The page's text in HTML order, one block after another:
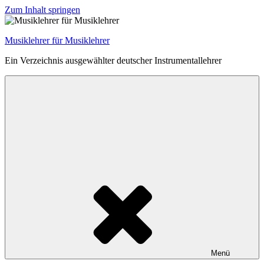
Zum Inhalt springen
Musiklehrer für Musiklehrer
Ein Verzeichnis ausgewählter deutscher Instrumentallehrer
Menü